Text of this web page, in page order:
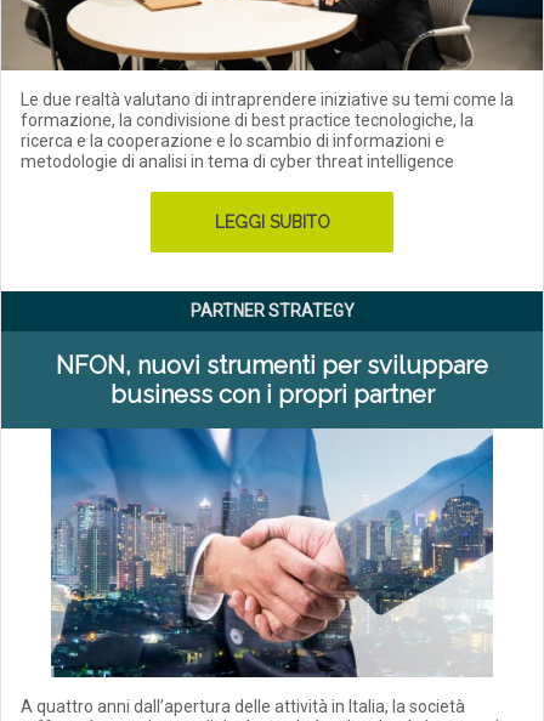
Le due realtà valutano di intraprendere iniziative su temi come la
formazione, la condivisione di best practice tecnologiche, la
ricerca e la cooperazione e lo scambio di informazioni e
metodologie di analisi in tema di cyber threat intelligence
LEGGI SUBITO
PARTNER STRATEGY
NFON, nuovi strumenti per sviluppare
business con i propri partner
A quattro anni dall’apertura delle attività in Italia, la società